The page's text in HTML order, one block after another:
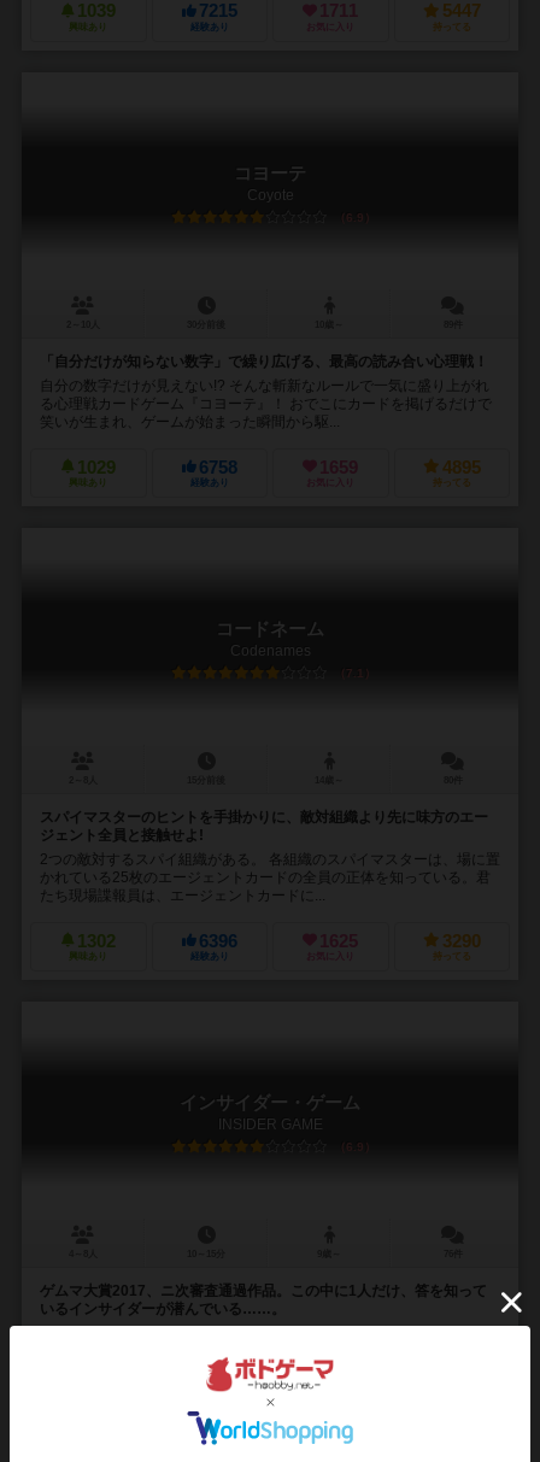
1039
興味あり
7215
経験あり
1711
お気に入り
5447
持ってる
コヨーテ
Coyote
6.9
「自分だけが知らない数字」で繰り広げる、最高の読み合い心理戦！
自分の数字だけが見えない!? そんな斬新なルールで一気に盛り上がれ
る心理戦カードゲーム『コヨーテ』！ おでこにカードを掲げるだけで
笑いが生まれ、ゲームが始まった瞬間から駆...
1029
興味あり
6758
経験あり
1659
お気に入り
4895
持ってる
コードネーム
Codenames
7.1
スパイマスターのヒントを手掛かりに、敵対組織より先に味方のエー
ジェント全員と接触せよ!
2つの敵対するスパイ組織がある。 各組織のスパイマスターは、場に置
かれている25枚のエージェントカードの全員の正体を知っている。君
たち現場諜報員は、エージェントカードに...
1302
興味あり
6396
経験あり
1625
お気に入り
3290
持ってる
インサイダー・ゲーム
INSIDER GAME
6.9
ゲムマ大賞2017、ニ次審査通過作品。この中に1人だけ、答を知って
いるインサイダーが潜んでいる……。
を確認します。 残りのプレイヤーは「はい...
5810
経験あり お気に入り